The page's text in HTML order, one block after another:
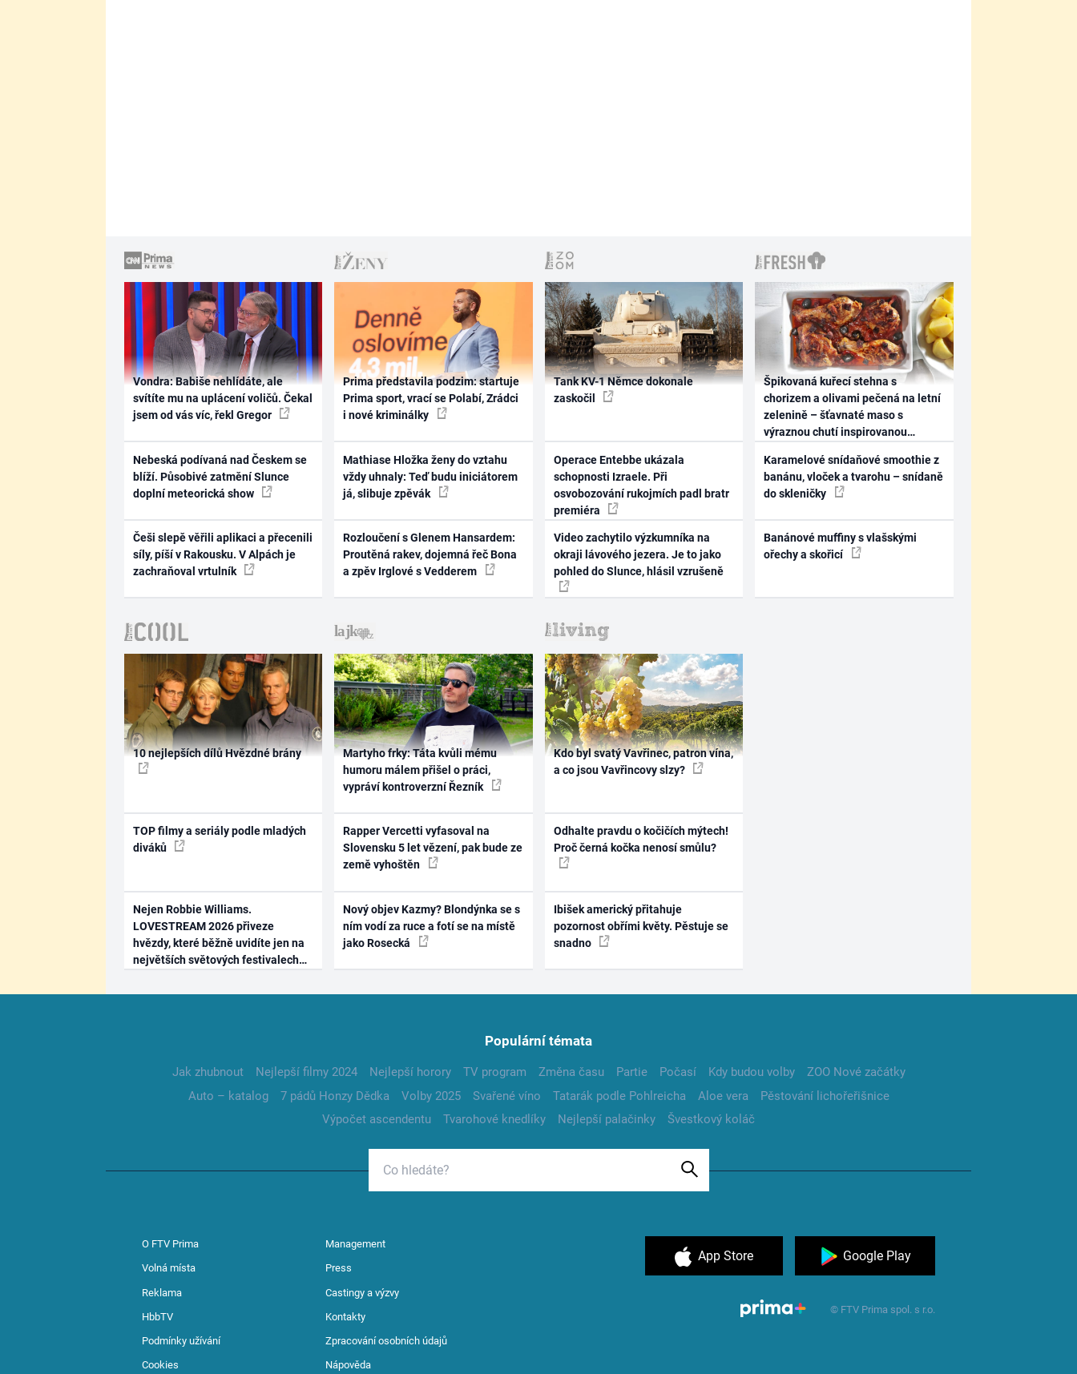
Vondra: Babiše nehlídáte, ale
svítíte mu na uplácení voličů. Čekal
jsem od vás víc, řekl Gregor
Nebeská podívaná nad Českem se
blíží. Působivé zatmění Slunce
doplní meteorická show
Češi slepě věřili aplikaci a přecenili
síly, píší v Rakousku. V Alpách je
zachraňoval vrtulník
Prima představila podzim: startuje
Prima sport, vrací se Polabí, Zrádci
i nové kriminálky
Mathiase Hložka ženy do vztahu
vždy uhnaly: Teď budu iniciátorem
já, slibuje zpěvák
Rozloučení s Glenem Hansardem:
Proutěná rakev, dojemná řeč Bona
a zpěv Irglové s Vedderem
Tank KV-1 Němce dokonale
zaskočil
Operace Entebbe ukázala
schopnosti Izraele. Při
osvobozování rukojmích padl bratr
premiéra
Video zachytilo výzkumníka na
okraji lávového jezera. Je to jako
pohled do Slunce, hlásil vzrušeně
Špikovaná kuřecí stehna s
chorizem a olivami pečená na letní
zelenině – šťavnaté maso s
výraznou chutí inspirovanou
Karamelové snídaňové smoothie z
banánu, vloček a tvarohu – snídaně
do skleničky
Banánové muffiny s vlašskými
ořechy a skořicí
10 nejlepších dílů Hvězdné brány
TOP filmy a seriály podle mladých
diváků
Nejen Robbie Williams.
LOVESTREAM 2026 přiveze
hvězdy, které běžně uvidíte jen na
největších světových festivalech
Martyho frky: Táta kvůli mému
humoru málem přišel o práci,
vypráví kontroverzní Řezník
Rapper Vercetti vyfasoval na
Slovensku 5 let vězení, pak bude ze
země vyhoštěn
Nový objev Kazmy? Blondýnka se s
ním vodí za ruce a fotí se na místě
jako Rosecká
Kdo byl svatý Vavřinec, patron vína,
a co jsou Vavřincovy slzy?
Odhalte pravdu o kočičích mýtech!
Proč černá kočka nenosí smůlu?
Ibišek americký přitahuje
pozornost obřími květy. Pěstuje se
snadno
Populární témata
Jak zhubnout Nejlepší filmy 2024 Nejlepší horory TV program Změna času Partie Počasí Kdy budou volby
ZOO Nové začátky
Auto – katalog
7 pádů Honzy Dědka Volby 2025 Svařené víno Tatarák podle Pohlreicha Aloe vera
Pěstování lichořeřišnice
Výpočet ascendentu
Tvarohové knedlíky Nejlepší palačinky Švestkový koláč
O FTV Prima Management
Volná místa Press
Reklama Castingy a výzvy
HbbTV Kontakty
Podmínky užívání Zpracování osobních údajů
Cookies Nápověda
App Store Google Play
© FTV Prima spol. s r.o.